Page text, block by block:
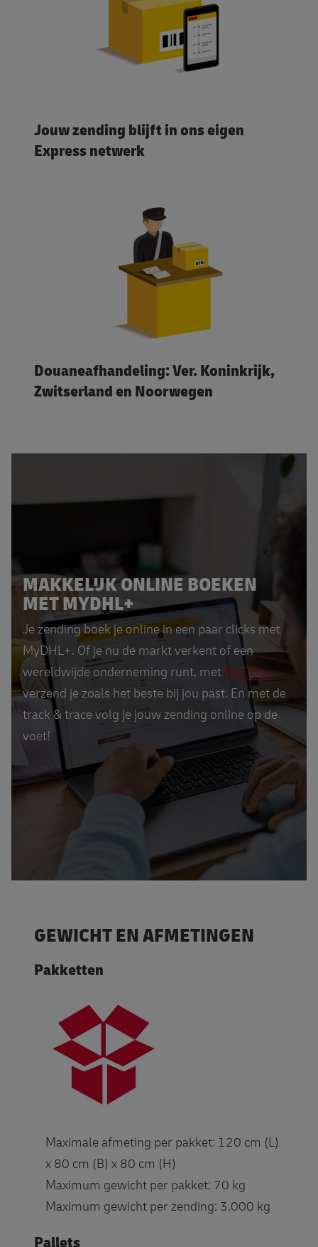
Jouw zending blijft in ons eigen
Express netwerk
Douaneafhandeling: Ver. Koninkrijk,
Zwitserland en Noorwegen
MAKKELIJK ONLINE BOEKEN
MET MYDHL+
Je zending boek je online in een paar clicks met
MyDHL+. Of je nu de markt verkent of een
wereldwijde onderneming runt, met MyDHL+
verzend je zoals het beste bij jou past. En met de
track & trace volg je jouw zending online op de
voet!
GEWICHT EN AFMETINGEN
Pakketten
Maximale afmeting per pakket: 120 cm (L)
x 80 cm (B) x 80 cm (H)
Maximum gewicht per pakket: 70 kg
Maximum gewicht per zending: 3.000 kg
Pallets